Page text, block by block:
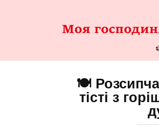
🍽️
тісті з